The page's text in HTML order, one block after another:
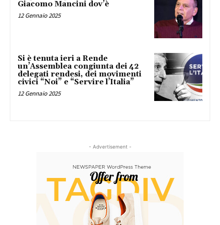
Giacomo Mancini dov’è
12 Gennaio 2025
Si è tenuta ieri a Rende
un’Assemblea congiunta dei 42
delegati rendesi, dei movimenti
civici “Noi” e “Servire l’Italia”
12 Gennaio 2025
- Advertisement -